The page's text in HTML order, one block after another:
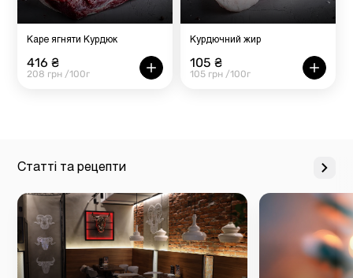
Каре ягняти Курдюк
416 ₴
208 грн /100г
Курдючний жир
105 ₴
105 грн /100г
Статті та рецепти